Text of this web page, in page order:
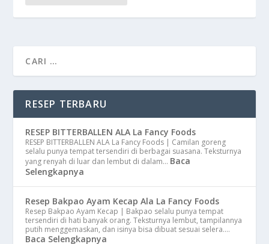
RESEP TERBARU
RESEP BITTERBALLEN ALA La Fancy Foods
RESEP BITTERBALLEN ALA La Fancy Foods | Camilan goreng
selalu punya tempat tersendiri di berbagai suasana. Teksturnya
yang renyah di luar dan lembut di dalam… Baca
Selengkapnya
Resep Bakpao Ayam Kecap Ala La Fancy Foods
Resep Bakpao Ayam Kecap | Bakpao selalu punya tempat
tersendiri di hati banyak orang. Teksturnya lembut, tampilannya
putih menggemaskan, dan isinya bisa dibuat sesuai selera.…
Baca Selengkapnya